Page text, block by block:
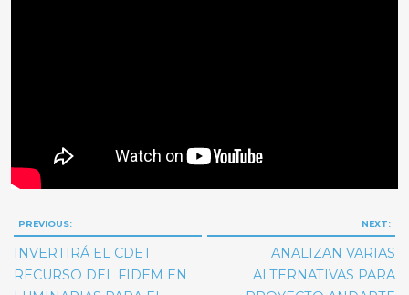
Navegación
de
entradas
PREVIOUS:
INVERTIRÁ EL CDET
RECURSO DEL FIDEM EN
NEXT:
ANALIZAN VARIAS
ALTERNATIVAS PARA